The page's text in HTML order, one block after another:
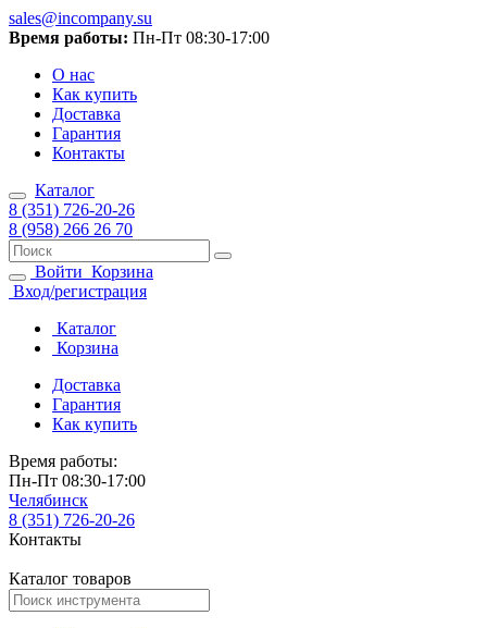
sales@incompany.su
Время работы: Пн-Пт 08:30-17:00
О нас
Как купить
Доставка
Гарантия
Контакты
Каталог
8 (351) 726-20-26
8 (958) 266 26 70
Войти Корзина
Вход/регистрация
Каталог
Корзина
Доставка
Гарантия
Как купить
Время работы:
Пн-Пт 08:30-17:00
Челябинск
8 (351) 726-20-26
Контакты
Каталог товаров